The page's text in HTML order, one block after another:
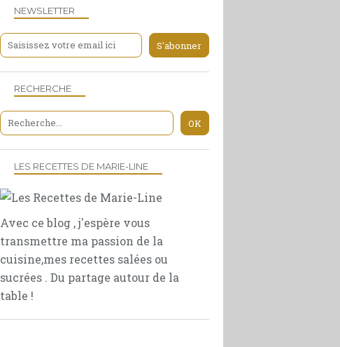
BOUCHÉES APÉRITIVES
ENTRÉE
ENTRÉE
NEWSLETTER
RECHERCHE
LES RECETTES DE MARIE-LINE
Avec ce blog , j'espère vous
transmettre ma passion de la
cuisine,mes recettes salées ou
sucrées . Du partage autour de la
table !